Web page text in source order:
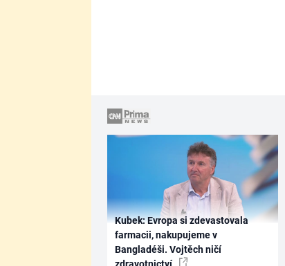
Kubek: Evropa si zdevastovala
farmacii, nakupujeme v
Bangladéši. Vojtěch ničí